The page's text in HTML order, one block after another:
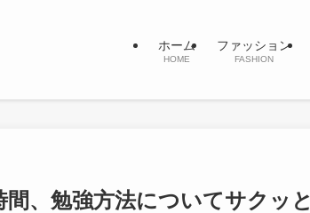
ホーム
HOME
ファッション
FASHION
、勉強方法についてサクッと